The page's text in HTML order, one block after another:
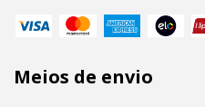
Meios de envio